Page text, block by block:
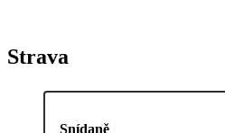
Strava
Snídaně